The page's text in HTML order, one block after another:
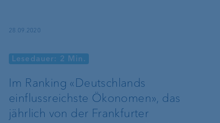
28.09.2020
Lesedauer: 2 Min.
Im Ranking «Deutschlands
einflussreichste Ökonomen», das
jährlich von der Frankfurter